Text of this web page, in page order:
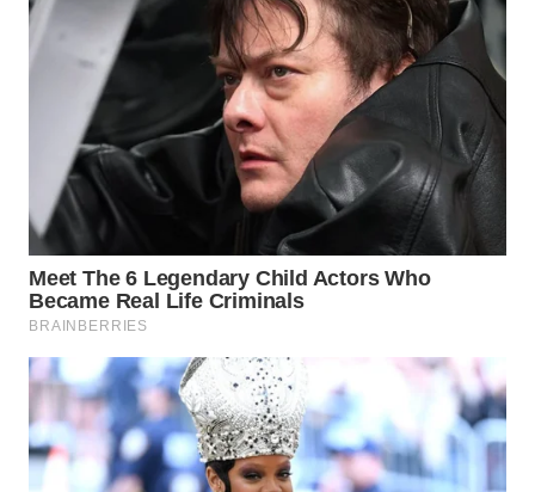
WAHANANEWS
CO ID
WAHANANEWS
NET
WAHANA
WAHANA
UMKM
WAHANA
SELEB